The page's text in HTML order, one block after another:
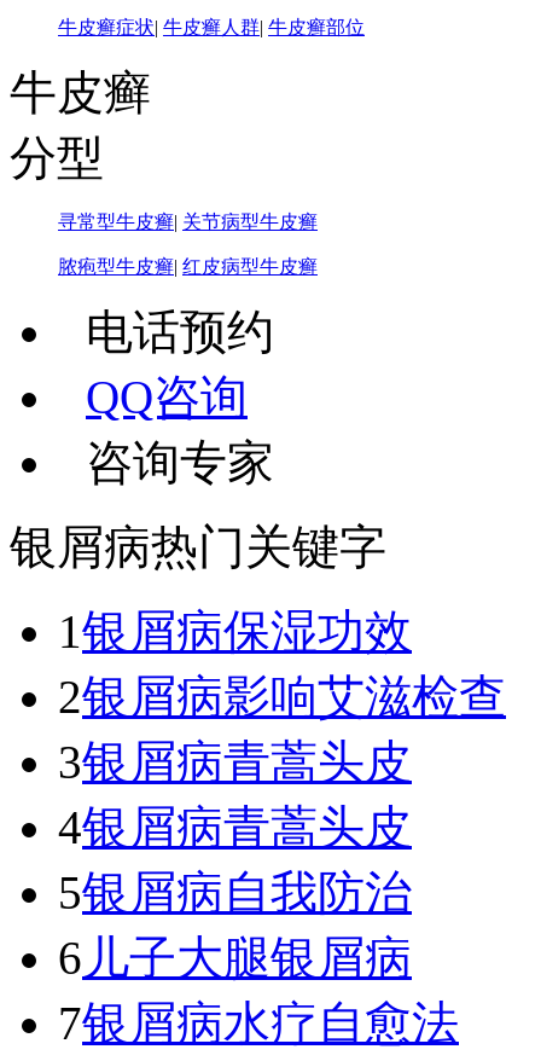
牛皮癣症状| 牛皮癣人群| 牛皮癣部位
牛皮癣
分型
寻常型牛皮癣| 关节病型牛皮癣
脓疱型牛皮癣| 红皮病型牛皮癣
电话预约
QQ咨询
咨询专家
银屑病热门关键字
1银屑病保湿功效
2银屑病影响艾滋检查
3银屑病青蒿头皮
4银屑病青蒿头皮
5银屑病自我防治
6 儿子大腿银屑病
7银屑病水疗自愈法